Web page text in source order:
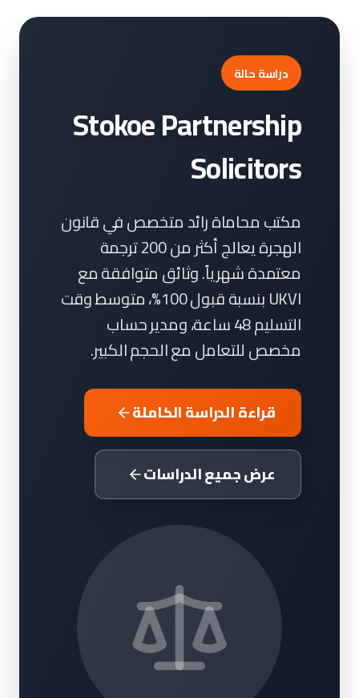
دراسة حالة
Stokoe Partnership
Solicitors
مكتب محاماة رائد متخصص في قانون
الهجرة يعالج أكثر من 200 ترجمة
معتمدة شهرياً. وثائق متوافقة مع
UKVI بنسبة قبول 100%، متوسط وقت
التسليم 48 ساعة، ومدير حساب
مخصص للتعامل مع الحجم الكبير.
قراءة الدراسة الكاملة
عرض جميع الدراسات